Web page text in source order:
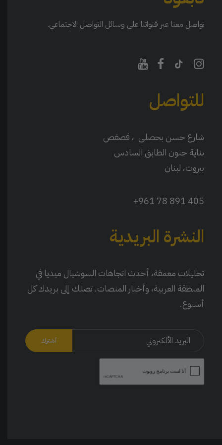
تواصل معنا عبر قنواتنا على وسائل التواصل الاجتماعي.
للتواصل
شارع حسن بحصلي ، قصقص
بناية جنون الطابق السادس
بيروت، لبنان
405 891 78 961+
النشرة البريدية
تحليلات معمقة، أحدث اتجاهات السوشيال ميديا في
المنطقة العربية، وأخبار المنصات. تصلك إلى بريدك كل
أسبوع.